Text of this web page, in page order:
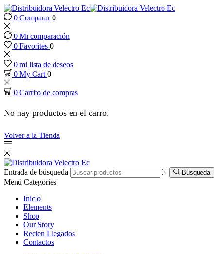
panel
panel
paketleri
panel
panel
panel
0 Comparar0
0 Mi comparación
0 Favorites 0
0 mi lista de deseos
0 My Cart 0
0 Carrito de compras
No hay productos en el carro.
Volver a la Tienda
Entrada de búsqueda Búsqueda
Menú Categories
Inicio
Elements
Shop
Our Story
Recien Llegados
Contactos